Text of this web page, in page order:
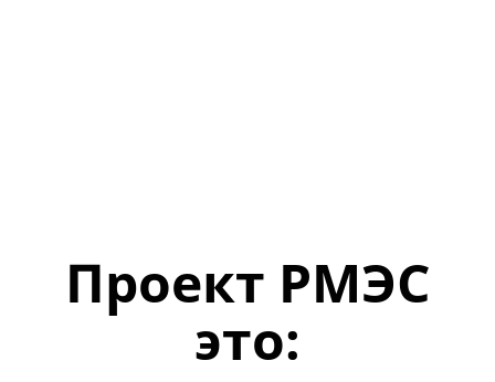
Проект РМЭС
это: